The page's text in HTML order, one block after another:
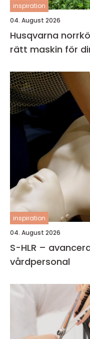
inspiration
04. August 2026
Husqvarna norrköping kunskap,
rätt maskin för
inspiration
04. August 2026
S-HLR –
vårdpersonal